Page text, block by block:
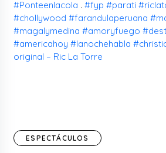
#Ponteenlacola .#fyp #parati
#chollywood #farandulaperuana
#magalymedina #amoryfuego
#americahoy #lanochehabla
original – Ric La Torre
ESPECTÁCULOS